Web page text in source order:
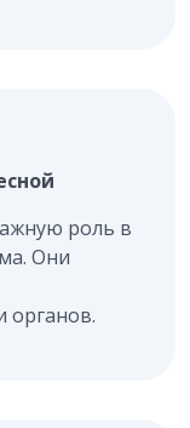
роль в
Они
органов.